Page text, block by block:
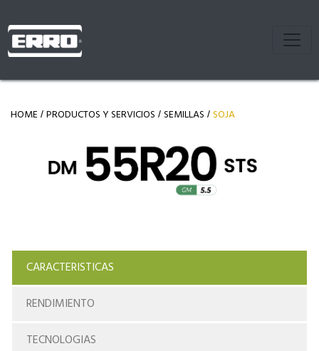
HOME / PRODUCTOS Y SERVICIOS / SEMILLAS / SOJA
CARACTERISTICAS
RENDIMIENTO
TECNOLOGIAS